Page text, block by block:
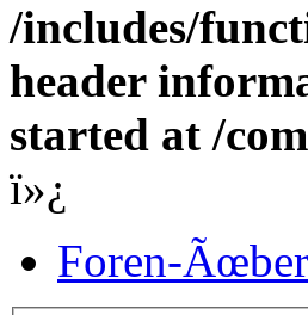
/includes/
header
started at /
ï»¿
Foren-